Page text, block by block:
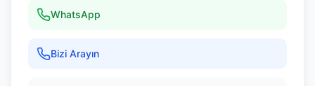
WhatsApp
Bizi Arayın